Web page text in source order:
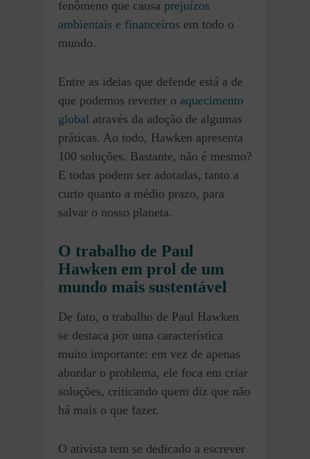
fenômeno que causa prejuízos
ambientais e financeiros em todo o
mundo.
Entre as ideias que defende está a de
que podemos reverter o aquecimento
global através da adoção de algumas
práticas. Ao todo, Hawken apresenta
100 soluções. Bastante, não é mesmo?
E todas podem ser adotadas, tanto a
curto quanto a médio prazo, para
salvar o nosso planeta.
O trabalho de Paul
Hawken em prol de um
mundo mais sustentável
De fato, o trabalho de Paul Hawken
se destaca por uma característica
muito importante: em vez de apenas
abordar o problema, ele foca em criar
soluções, criticando quem diz que não
há mais o que fazer.
O ativista tem se dedicado a escrever